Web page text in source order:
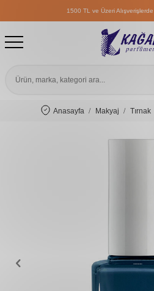
1500 TL ve Üzeri Alışverişlerde
1500 TL ve Üzeri Alışverişlerde
1500 TL ve Üzeri Alışverişlerde
Anasayfa Makyaj Tırnak